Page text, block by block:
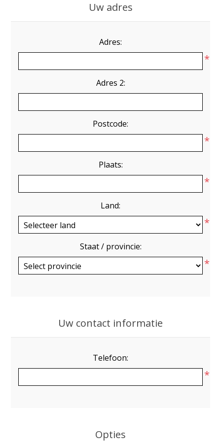
Uw adres
Adres:
*
Adres 2:
Postcode:
*
Plaats:
*
Land:
*
Staat / provincie:
*
Uw contact informatie
Telefoon:
*
Opties